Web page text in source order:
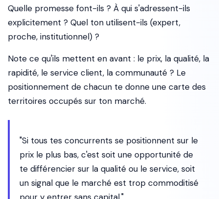
Quelle promesse font-ils ? À qui s'adressent-ils
explicitement ? Quel ton utilisent-ils (expert,
proche, institutionnel) ?
Note ce qu'ils mettent en avant : le prix, la qualité, la
rapidité, le service client, la communauté ? Le
positionnement de chacun te donne une carte des
territoires occupés sur ton marché.
"Si tous tes concurrents se positionnent sur le
prix le plus bas, c'est soit une opportunité de
te différencier sur la qualité ou le service, soit
un signal que le marché est trop commoditisé